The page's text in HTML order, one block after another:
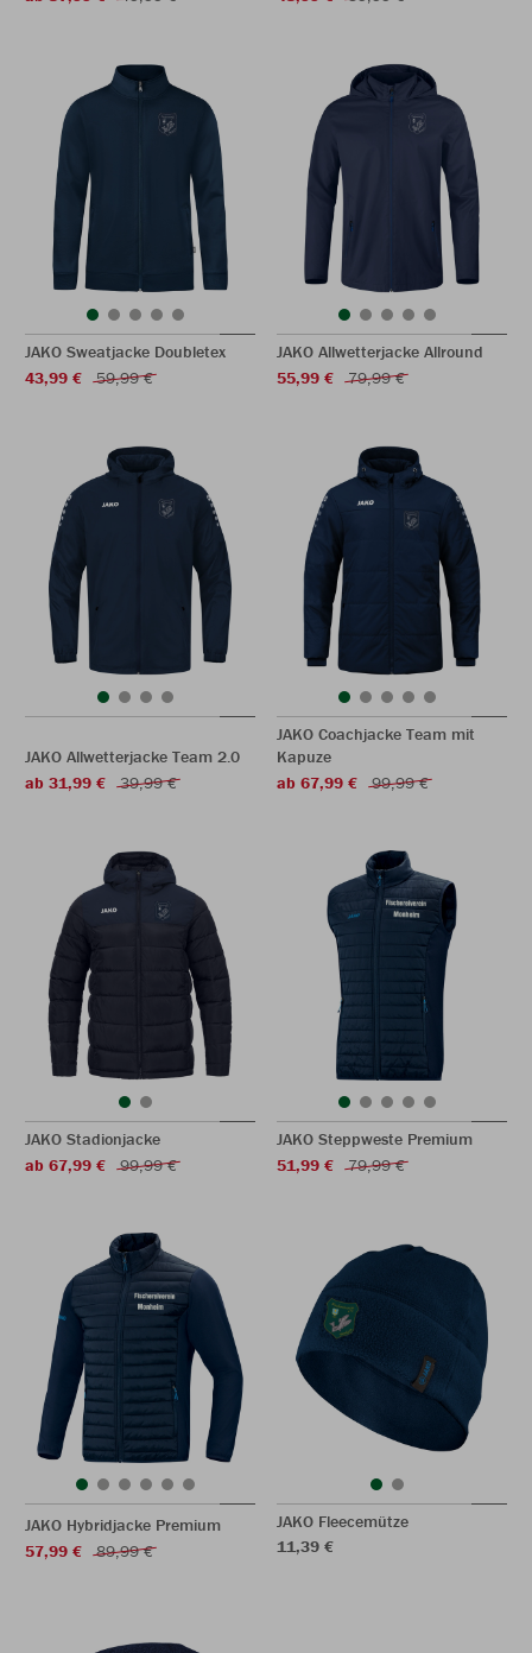
JAKO Sweatjacke Doubletex
43,99 €
59,99 €
JAKO Allwetterjacke Allround
55,99 €
79,99 €
JAKO Allwetterjacke Team 2.0
ab 31,99 €
39,99 €
JAKO Coachjacke Team mit
Kapuze
ab 67,99 €
99,99 €
JAKO Stadionjacke
ab 67,99 €
99,99 €
JAKO Steppweste Premium
51,99 €
79,99 €
JAKO Hybridjacke Premium
57,99 €
89,99 €
JAKO Fleecemütze
11,39 €